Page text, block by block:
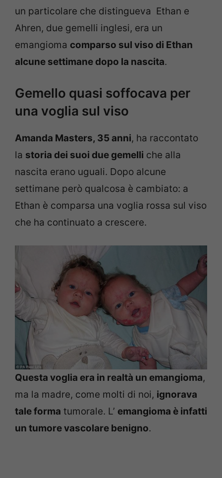
un particolare che distingueva Ethan e
Ahren, due gemelli inglesi, era un
emangioma comparso sul viso di Ethan
alcune settimane dopo la nascita.
Gemello quasi soffocava per
una voglia sul viso
Amanda Masters, 35 anni, ha raccontato
la storia dei suoi due gemelli che alla
nascita erano uguali. Dopo alcune
settimane però qualcosa è cambiato: a
Ethan è comparsa una voglia rossa sul viso
che ha continuato a crescere.
Questa voglia era in realtà un emangioma,
ma la madre, come molti di noi, ignorava
tale forma tumorale. L’ emangioma è infatti
un tumore vascolare benigno.